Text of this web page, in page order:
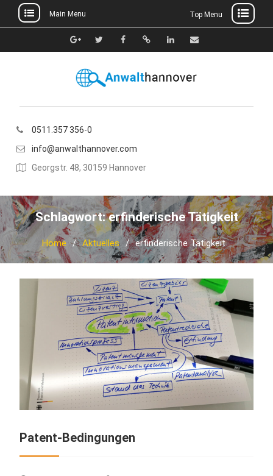
to
Main Menu Top Menu
Google+TwitterFacebook
Xing Linkedin
E-
0511.357 356-0
info@anwalthannover.com
Georgstr. 48, 30159 Hannover
Schlagwort:erfinderische Tätigkeit
Home Aktuelles erfinderische Tätigkeit
Patent-Bedingungen